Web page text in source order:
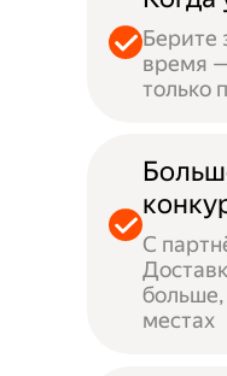
Берите
время
только
С
местах